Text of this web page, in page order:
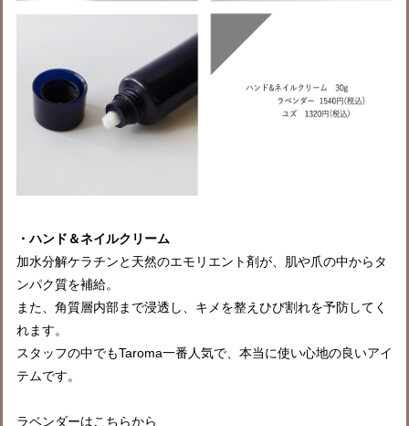
・ハンド＆ネイルクリーム
加水分解ケラチンと天然のエモリエント剤が、肌や爪の中からタ
ンパク質を補給。
また、角質層内部まで浸透し、キメを整えひび割れを予防してく
れます。
スタッフの中でもTaroma一番人気で、本当に使い心地の良いアイ
テムです。
ラベンダーはこちらから